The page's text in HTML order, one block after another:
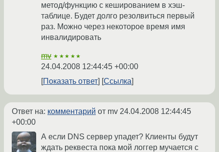
метод/функцию с кешированием в хэш-
таблице. Будет долго резолвиться первый
раз. Можно через некоторое время имя
инвалидировать
mv ★★★★★
24.04.2008 12:44:45 +00:00
Показать ответ
Ссылка
Ответ на: комментарий от mv 24.04.2008 12:44:45
+00:00
А если DNS сервер упадет? Клиенты будут
ждать реквеста пока мой логгер мучается с